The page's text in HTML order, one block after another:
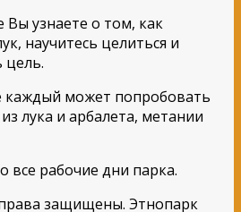
узнаете о том, как
научитесь целиться и
цель.
может попробовать
лука и арбалета, метании
все рабочие дни парка.
защищены. Этнопарк